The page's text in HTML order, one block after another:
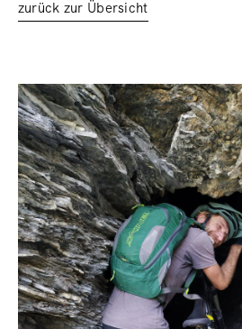
zurück zur Übersicht